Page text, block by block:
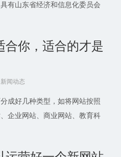
有山东省经济和信息化委员会
合你，适合的才是
新闻动态
成好几种类型，如将网站按照
企业网站、商业网站、教育科
盈利机构网站以及其它类型